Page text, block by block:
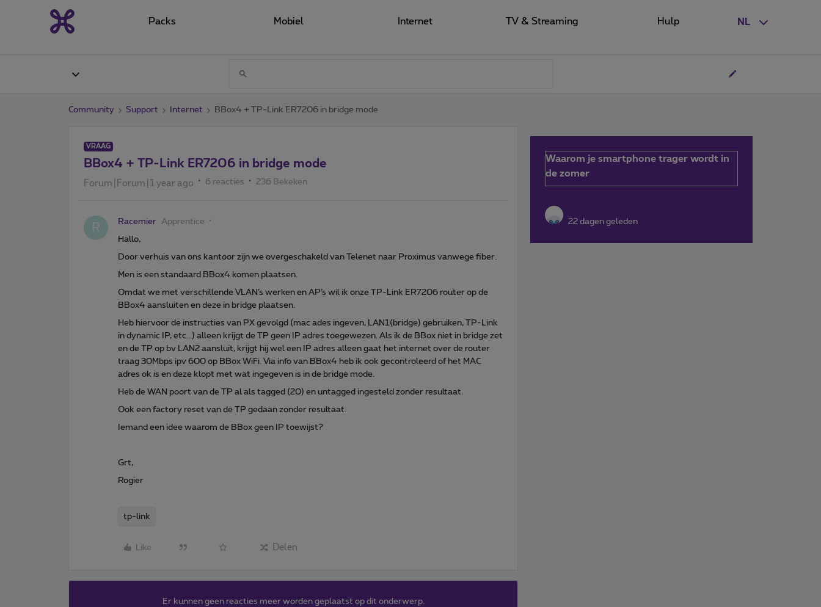
NL
Packs Mobiel Internet TV & Streaming Hulp
Community Support Internet BBox4 + TP-Link ER7206 in bridge mode
VRAAG
BBox4 + TP-Link ER7206 in bridge mode
Forum|Forum|1 year ago 6 reacties 236 Bekeken
R Racemier Apprentice
Hallo,
Door verhuis van ons kantoor zijn we overgeschakeld van Telenet naar Proximus vanwege fiber.
Men is een standaard BBox4 komen plaatsen.
Omdat we met verschillende VLAN’s werken en AP’s wil ik onze TP-Link ER7206 router op de
BBox4 aansluiten en deze in bridge plaatsen.
Heb hiervoor de instructies van PX gevolgd (mac ades ingeven, LAN1(bridge) gebruiken, TP-Link
in dynamic IP, etc...) alleen krijgt de TP geen IP adres toegewezen. Als ik de BBox niet in bridge zet
en de TP op bv LAN2 aansluit, krijgt hij wel een IP adres alleen gaat het internet over de router
traag 30Mbps ipv 600 op BBox WiFi. Via info van BBox4 heb ik ook gecontroleerd of het MAC
adres ok is en deze klopt met wat ingegeven is in de bridge mode.
Heb de WAN poort van de TP al als tagged (20) en untagged ingesteld zonder resultaat.
Ook een factory reset van de TP gedaan zonder resultaat.
Iemand een idee waarom de BBox geen IP toewijst?
Grt,
Rogier
tp-link
Like Delen
Er kunnen geen reacties meer worden geplaatst op dit onderwerp.
Waarom je smartphone trager wordt in
de zomer
22 dagen geleden